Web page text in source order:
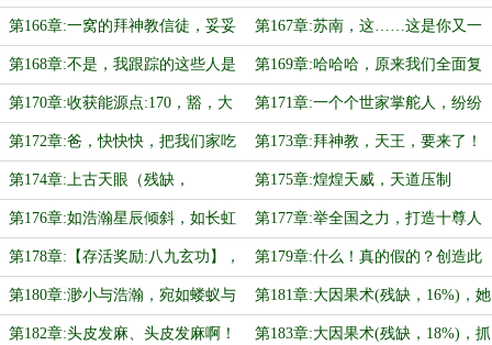
内，闲情逸致的散步，是什么鬼啊？ 人，竟然是你！是你啊，苏南！！
第166章:一窝的拜神教信徒，妥妥
的经验包啊，这三门神通升级有望！
第167章:苏南，这……这是你又一
门隐藏的神力吗？
第168章:不是，我跟踪的这些人是
什么鬼啊，我坟头草没有三米高，算
走运
第169章:哈哈哈，原来我们全面复
苏，要去对付的虎，竟如此令人绝望
啊！
第170章:收获能源点:170，豁，大
丰收啊，给神通加点！！！
第171章:一个个世家掌舵人，纷纷
卑躬屈膝，登柳家大门，拜访！！
第172章:爸，快快快，把我们家吃
下的柳家产业，统统归还！！
第173章:拜神教，天王，要来了！
第174章:上古天眼（残缺，
19%），道门，即将举办罗天大醮！
第175章:煌煌天威，天道压制
第176章:如浩瀚星辰倾斜，如长虹
贯日，从天直贯而下！
第177章:举全国之力，打造十尊人
间之神！！
第178章:【存活奖励:八九玄功】，
试图卜卦苏南信息，结果吐血了！
第179章:什么！真的假的？创造此
等壮举之人，竟然是他，苏南！？
第180章:渺小与浩瀚，宛如蝼蚁与
苍鹰
第181章:大因果术(残缺，16%)，她
竟然是我原命运轨迹中的妻子？？
第182章:头皮发麻、头皮发麻啊！ 第183章:大因果术(残缺，18%)，抓